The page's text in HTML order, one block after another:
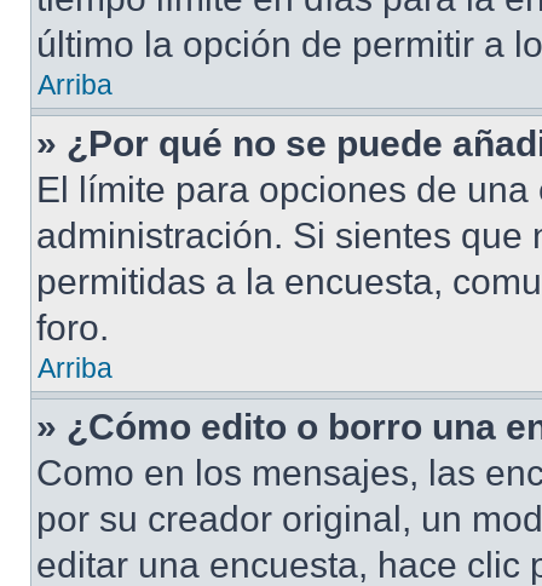
último la opción de permitir a
Arriba
» ¿Por qué no se puede
El límite para opciones de
administración. Si sientes
permitidas a la encuesta,
foro.
Arriba
» ¿Cómo edito o borro una
Como en los mensajes, las
por su creador original, un
editar una encuesta, hace clic